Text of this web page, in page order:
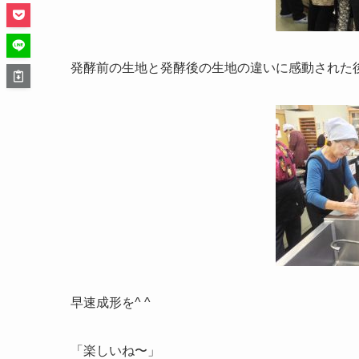
発酵前の生地と発酵後の生地の違いに感動された
早速成形を^ ^
「楽しいね〜」